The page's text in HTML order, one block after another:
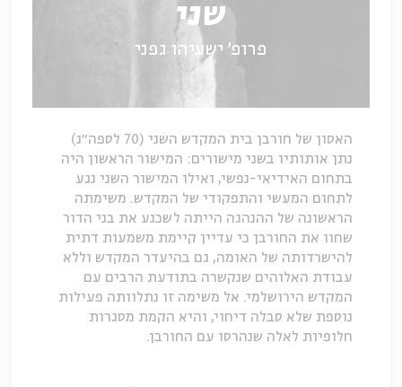
שני
פרופ' ישעיהו גפני
האסון של חורבן בית המקדש השני (70 לספה״נ)
נתן אותותיו בשני מישורים: המישור הראשון היה
בתחום האידיאי-נפשי, ואילו המישור השני נגע
לתחום המעשי והתפקודי של המקדש. משימתה
הראשונה של ההנהגה הייתה לשכנע את בני הדור
שחוו את החורבן כי עדיין קיימת משמעות דתית
להישרדותה של האומה, גם בהיעדר המקדש וללא
עבודת האלוהים שנקשרה בתודעת הרבים עם
המקדש הירושלמי. אל משימה זו נתלוותה פעילות
נוספת שלא סבלה דיחוי, והיא הקמת מסגרות
חלופיות לאלה שנהרסו עם החורבן.